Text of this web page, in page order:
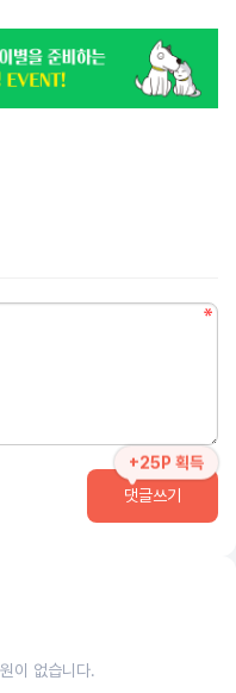
+25P 획득
댓글쓰기
이 없습니다.